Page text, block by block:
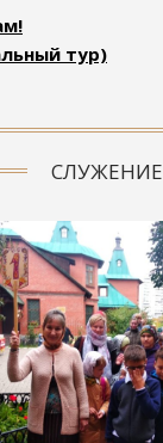
тур)
СЛУЖЕНИЕ